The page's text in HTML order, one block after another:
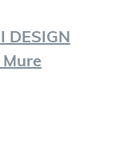
DESIGN
Mure